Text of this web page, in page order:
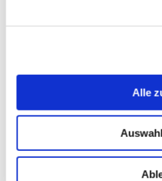
Alle
Die Grafik verbindet das Pentagramm
Wasser in Japans Philosophie